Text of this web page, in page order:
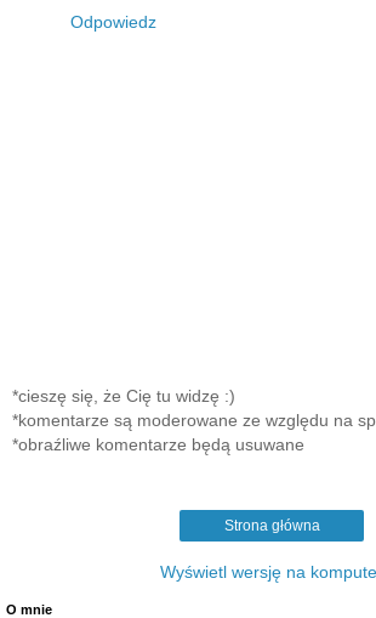
Odpowiedz
*cieszę się, że Cię tu widzę :)
*komentarze są moderowane ze względu na
*obraźliwe komentarze będą usuwane
Strona główna
Wyświetl wersję na
O mnie